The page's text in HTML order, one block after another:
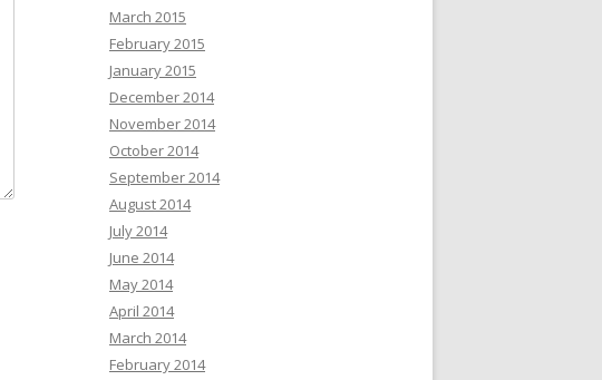
March 2015
February 2015
January 2015
December 2014
November 2014
October 2014
September 2014
August 2014
July 2014
June 2014
May 2014
April 2014
March 2014
February 2014